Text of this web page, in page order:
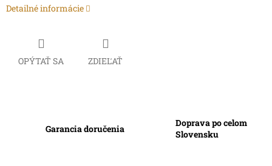
Detailné informácie
OPÝTAŤ SA ZDIEĽAŤ
Garancia doručenia
Doprava po celom
Slovensku